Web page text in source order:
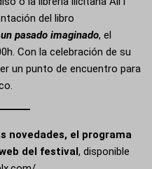
del libro
pasado imaginado, el
Con la celebración de su
un punto de encuentro para
novedades, el programa
del festival, disponible